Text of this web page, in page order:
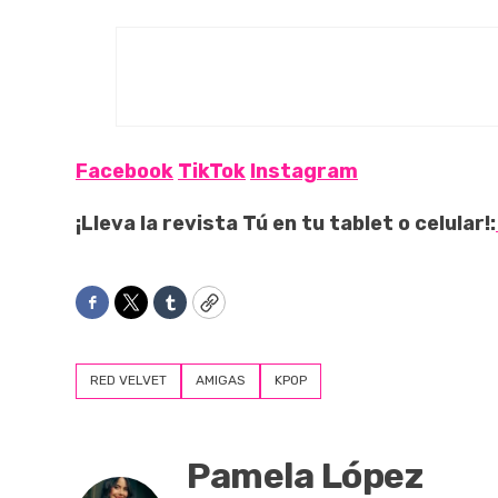
Facebook TikTok Instagram
¡Lleva la revista Tú en tu tablet o celular!:
Facebook
TwitterTumblrCopy
RED VELVET AMIGAS KPOP
Pamela López